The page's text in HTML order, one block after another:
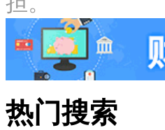
热门搜索